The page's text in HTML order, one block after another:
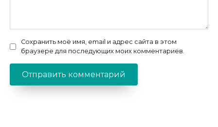
Сохранить моё имя, email и адрес сайта в этом
браузере для последующих моих комментариев.